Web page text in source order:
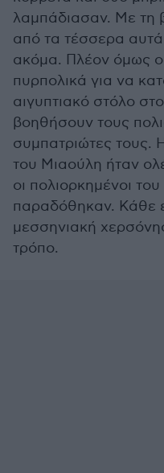
λαμπάδιασαν. Με τη
από τα τέσσερα
ακόμα. Πλέον όμως
πυρπολικά για να
αιγυπτιακό στόλο
βοηθήσουν τους
συμπατριώτες τους.
του Μιαούλη ήταν
οι πολιορκημένοι
παραδόθηκαν. Κάθε
μεσσηνιακή
τρόπο.